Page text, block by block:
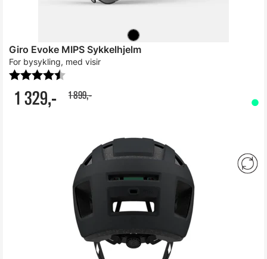
Giro Evoke MIPS Sykkelhjelm
For bysykling, med visir
1 329,- 1 899,-
Karakter: